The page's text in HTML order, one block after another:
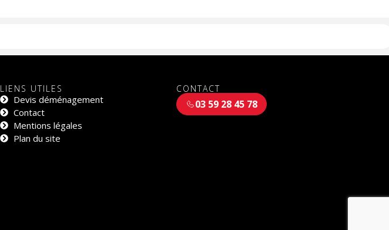
LIENS UTILES
Devis déménagement
Contact
Mentions légales
Plan du site
CONTACT
03 59 28 45 78